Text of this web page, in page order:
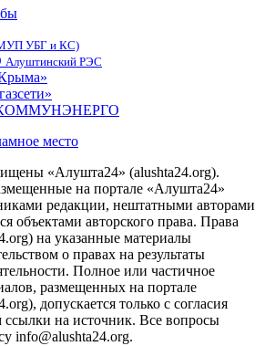
УБГ и КС)
Алуштинский РЭС
место
«Алушта24» (alushta24.org).
на портале «Алушта24»
редакции, нештатными авторами
объектами авторского права. Права
на указанные материалы
о правах на результаты
Полное или частичное
размещенных на портале
допускается только с согласия
ссылки на источник. Все вопросы
info@alushta24.org.